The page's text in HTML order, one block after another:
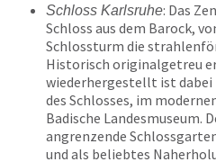
Schloss Karlsruhe: Das
Schloss aus dem Barock,
Schlossturm die
Historisch originalgetreu
wiederhergestellt ist dabei
des Schlosses, im
Badische Landesmuseum.
angrenzende
und als beliebtes